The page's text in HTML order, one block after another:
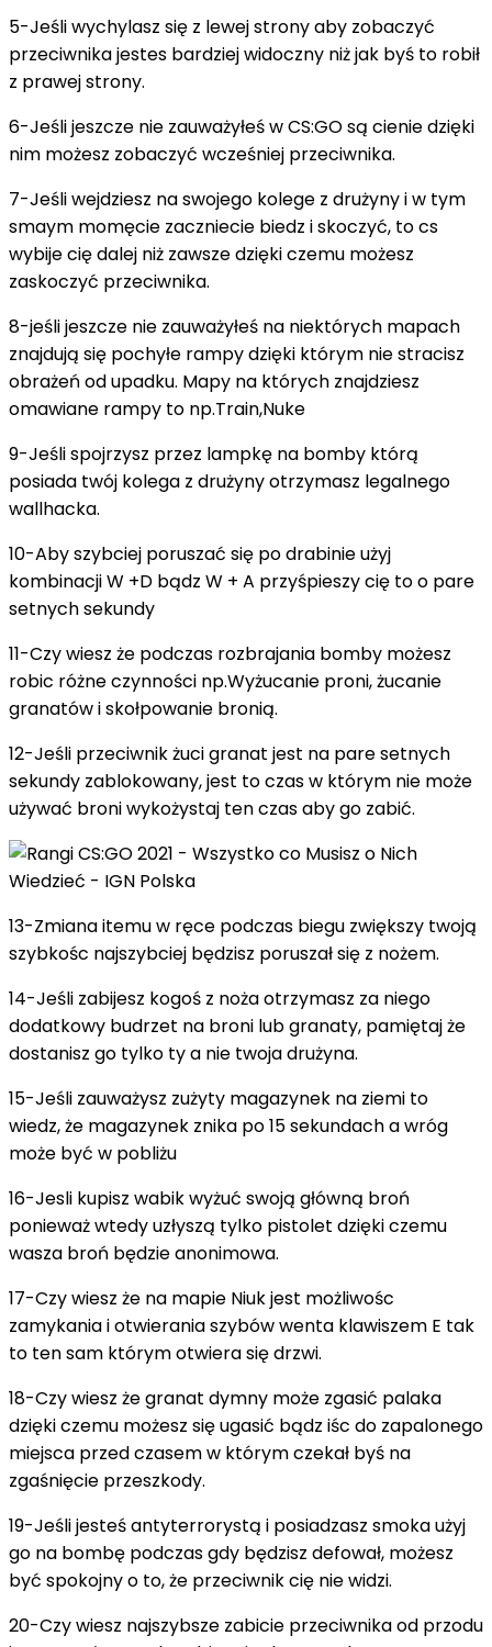
5-Jeśli wychylasz się z lewej strony aby zobaczyć
przeciwnika jestes bardziej widoczny niż jak byś to robił
z prawej strony.
6-Jeśli jeszcze nie zauważyłeś w CS:GO są cienie dzięki
nim możesz zobaczyć wcześniej przeciwnika.
7-Jeśli wejdziesz na swojego kolege z drużyny i w tym
smaym momęcie zaczniecie biedz i skoczyć, to cs
wybije cię dalej niż zawsze dzięki czemu możesz
zaskoczyć przeciwnika.
8-jeśli jeszcze nie zauważyłeś na niektórych mapach
znajdują się pochyłe rampy dzięki którym nie stracisz
obrażeń od upadku. Mapy na których znajdziesz
omawiane rampy to np.Train,Nuke
9-Jeśli spojrzysz przez lampkę na bomby którą
posiada twój kolega z drużyny otrzymasz legalnego
wallhacka.
10-Aby szybciej poruszać się po drabinie użyj
kombinacji W +D bądz W + A przyśpieszy cię to o pare
setnych sekundy
11-Czy wiesz że podczas rozbrajania bomby możesz
robic różne czynności np.Wyżucanie proni, żucanie
granatów i skołpowanie bronią.
12-Jeśli przeciwnik żuci granat jest na pare setnych
sekundy zablokowany, jest to czas w którym nie może
używać broni wykożystaj ten czas aby go zabić.
13-Zmiana itemu w ręce podczas biegu zwiększy twoją
szybkośc najszybciej będzisz poruszał się z nożem.
14-Jeśli zabijesz kogoś z noża otrzymasz za niego
dodatkowy budrzet na broni lub granaty, pamiętaj że
dostanisz go tylko ty a nie twoja drużyna.
15-Jeśli zauważysz zużyty magazynek na ziemi to
wiedz, że magazynek znika po 15 sekundach a wróg
może być w pobliżu
16-Jesli kupisz wabik wyżuć swoją główną broń
ponieważ wtedy uzłyszą tylko pistolet dzięki czemu
wasza broń będzie anonimowa.
17-Czy wiesz że na mapie Niuk jest możliwośc
zamykania i otwierania szybów wenta klawiszem E tak
to ten sam którym otwiera się drzwi.
18-Czy wiesz że granat dymny może zgasić palaka
dzięki czemu możesz się ugasić bądz iśc do zapalonego
miejsca przed czasem w którym czekał byś na
zgaśnięcie przeszkody.
19-Jeśli jesteś antyterrorystą i posiadzasz smoka użyj
go na bombę podczas gdy będzisz defował, możesz
być spokojny o to, że przeciwnik cię nie widzi.
20-Czy wiesz najszybsze zabicie przeciwnika od przodu